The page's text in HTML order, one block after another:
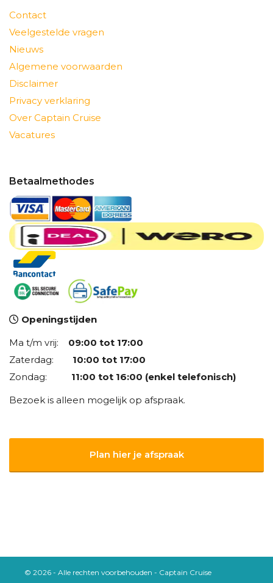
Contact
Veelgestelde vragen
Nieuws
Algemene voorwaarden
Disclaimer
Privacy verklaring
Over Captain Cruise
Vacatures
Betaalmethodes
Openingstijden
Ma t/m vrij: 09:00 tot 17:00
Zaterdag: 10:00 tot 17:00
Zondag: 11:00 tot 16:00 (enkel telefonisch)
Bezoek is alleen mogelijk op afspraak.
Plan hier je afspraak
© 2026 - Alle rechten voorbehouden - Captain Cruise